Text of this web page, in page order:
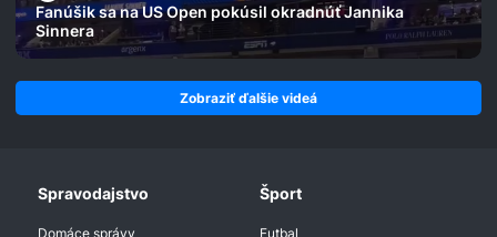
Fanúšik sa na US Open pokúsil okradnúť Jannika
Sinnera
Zobraziť ďalšie videá
Spravodajstvo
Domáce správy
Šport
Futbal